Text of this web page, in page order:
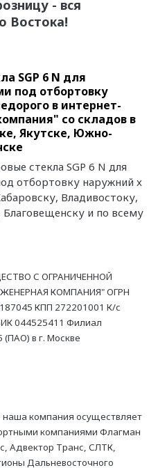
- вся
Востока!
SGP 6 N для
под отбортовку
в интернет-
со складов в
Якутске, Южно-
стекла SGP 6 N для
отбортовку наружний x
Владивостоку,
и по всему
С ОГРАНИЧЕННОЙ
КОМПАНИЯ" ОГРН
КПП 272201001 К/с
044525411 Филиал
в г. Москве
компания осуществляет
компаниями Флагман
Адвектор Транс, СЛТК,
Дальневосточного